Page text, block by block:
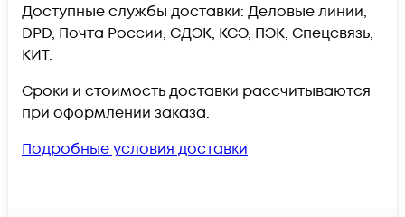
Доступные службы доставки: Деловые линии,
DPD, Почта России, СДЭК, КСЭ, ПЭК, Спецсвязь,
КИТ.
Сроки и стоимость доставки рассчитываются
при оформлении заказа.
Подробные условия доставки